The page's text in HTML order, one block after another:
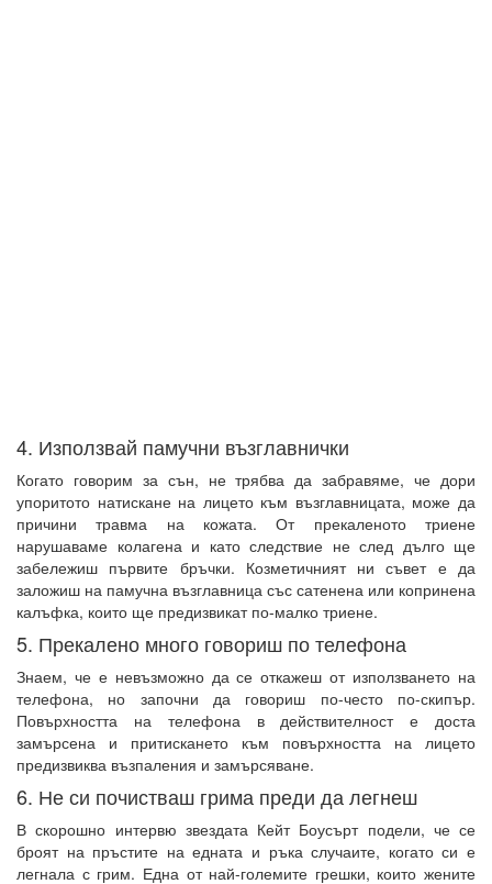
4. Използвай памучни възглавнички
Когато говорим за сън, не трябва да забравяме, че дори
упоритото натискане на лицето към възглавницата, може да
причини травма на кожата. От прекаленото триене
нарушаваме колагена и като следствие не след дълго ще
забележиш първите бръчки. Козметичният ни съвет е да
заложиш на памучна възглавница със сатенена или копринена
калъфка, които ще предизвикат по-малко триене.
5. Прекалено много говориш по телефона
Знаем, че е невъзможно да се откажеш от използването на
телефона, но започни да говориш по-често по-скипър.
Повърхността на телефона в действителност е доста
замърсена и притискането към повърхността на лицето
предизвиква възпаления и замърсяване.
6. Не си почистваш грима преди да легнеш
В скорошно интервю звездата Кейт Боусърт подели, че се
броят на пръстите на едната и ръка случаите, когато си е
легнала с грим. Една от най-големите грешки, които жените